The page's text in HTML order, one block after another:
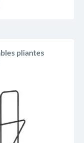
pliantes